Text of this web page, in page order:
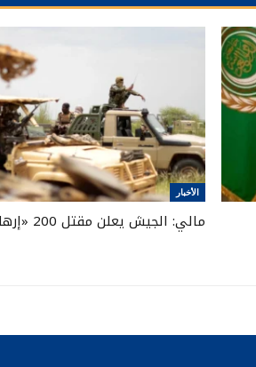
الأخبار
مالي: الجيش يعلن مقتل 200 «إرهابي»